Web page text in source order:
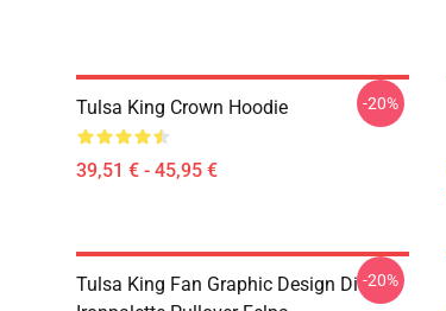
Tulsa King Crown Hoodie
39,51 € - 45,95 €
-20%
Tulsa King Fan Graphic Design Di -20%